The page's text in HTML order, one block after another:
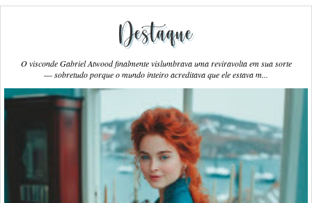
Destaque
O visconde Gabriel Atwood finalmente vislumbrava uma reviravolta em sua sorte
― sobretudo porque o mundo inteiro acreditava que ele estava m...